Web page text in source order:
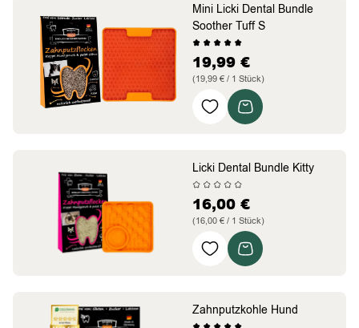
Nutzung
Mini Licki Dental Bundle
Soother Tuff S
19,99 €
(19,99 € / 1 Stück)
fürs intensive
Schlecken
Belohnt oder
Pausenzeit
Licki Dental Bundle Kitty
16,00 €
(16,00 € / 1 Stück)
kompakt und handlich
mit Trinkkuhle
Zahnputzkohle Hund